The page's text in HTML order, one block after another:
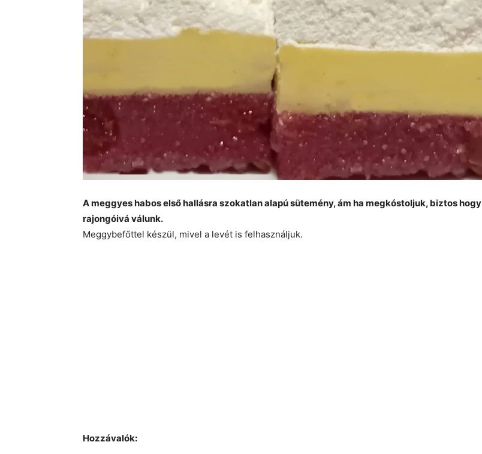
A meggyes habos első hallásra szokatlan alapú sütemény, ám ha megkóstoljuk, biztos hogy
rajongóivá válunk.
Meggybefőttel készül, mivel a levét is felhasználjuk.
Hozzávalók: